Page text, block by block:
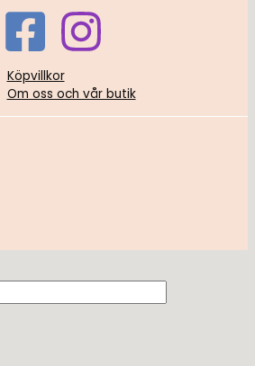
Köpvillkor
Om oss och vår butik